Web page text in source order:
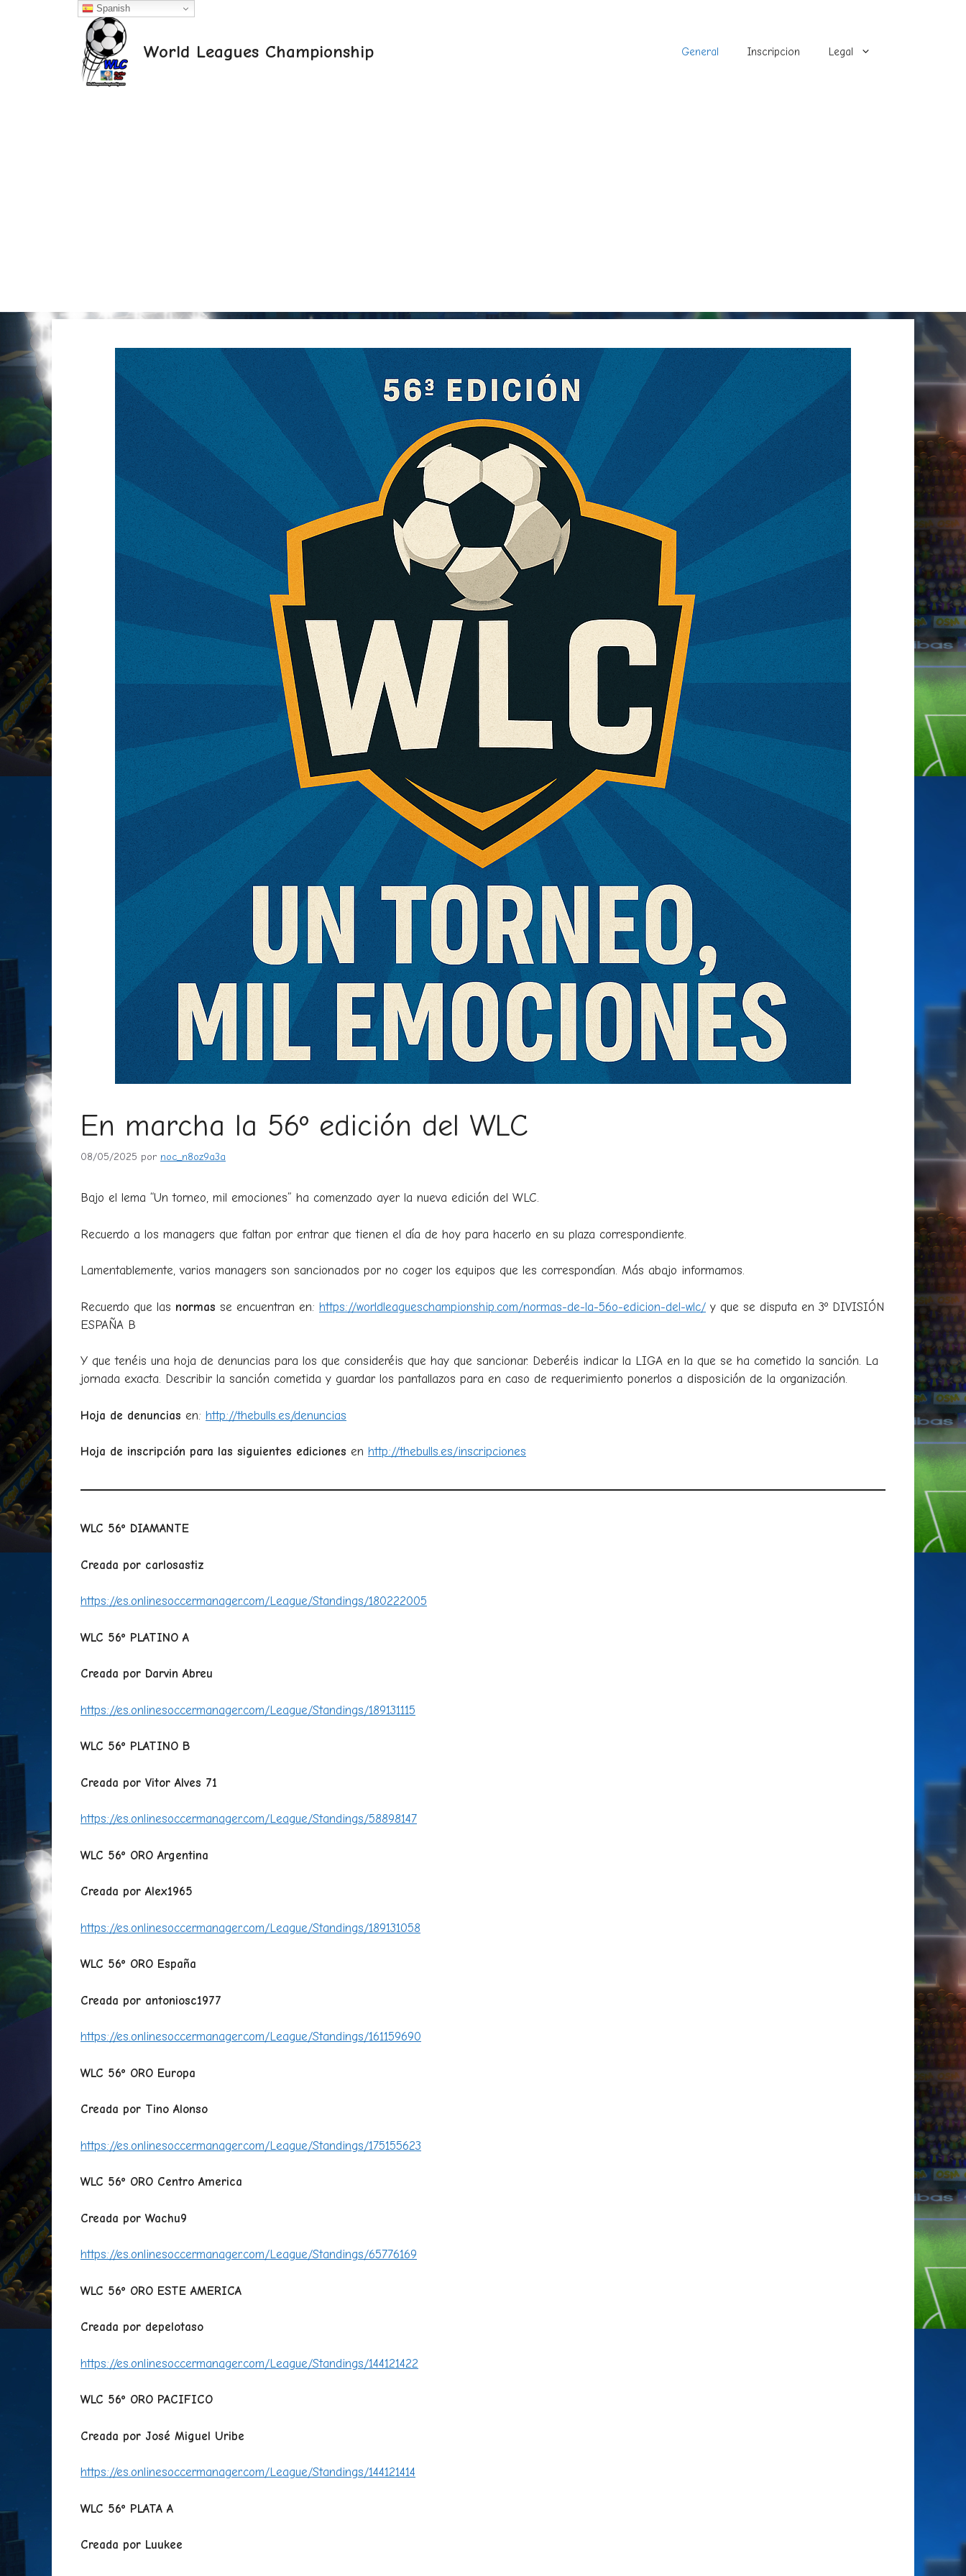
World Leagues Championship General Inscripcion Legal
En marcha la 56º edición del WLC
08/05/2025 por noc_n8oz9a3a
Bajo el lema “Un torneo, mil emociones” ha comenzado ayer la nueva edición del WLC.
Recuerdo a los managers que faltan por entrar que tienen el día de hoy para hacerlo en su plaza correspondiente.
Lamentablemente, varios managers son sancionados por no coger los equipos que les correspondían. Más abajo informamos.
Recuerdo que las normas se encuentran en: https://worldleagueschampionship.com/normas-de-la-56o-edicion-del-wlc/ y que se disputa en 3º DIVISIÓN
ESPAÑA B
Y que tenéis una hoja de denuncias para los que consideréis que hay que sancionar. Deberéis indicar la LIGA en la que se ha cometido la sanción. La
jornada exacta. Describir la sanción cometida y guardar los pantallazos para en caso de requerimiento ponerlos a disposición de la organización.
Hoja de denuncias en: http://thebulls.es/denuncias
Hoja de inscripción para las siguientes ediciones en http://thebulls.es/inscripciones
WLC 56º DIAMANTE
Creada por carlosastiz
https://es.onlinesoccermanager.com/League/Standings/180222005
WLC 56º PLATINO A
Creada por Darvin Abreu
https://es.onlinesoccermanager.com/League/Standings/189131115
WLC 56º PLATINO B
Creada por Vitor Alves 71
https://es.onlinesoccermanager.com/League/Standings/58898147
WLC 56º ORO Argentina
Creada por Alex1965
https://es.onlinesoccermanager.com/League/Standings/189131058
WLC 56º ORO España
Creada por antoniosc1977
https://es.onlinesoccermanager.com/League/Standings/161159690
WLC 56º ORO Europa
Creada por Tino Alonso
https://es.onlinesoccermanager.com/League/Standings/175155623
WLC 56º ORO Centro America
Creada por Wachu9
https://es.onlinesoccermanager.com/League/Standings/65776169
WLC 56º ORO ESTE AMERICA
Creada por depelotaso
https://es.onlinesoccermanager.com/League/Standings/144121422
WLC 56º ORO PACIFICO
Creada por José Miguel Uribe
https://es.onlinesoccermanager.com/League/Standings/144121414
WLC 56º PLATA A
Creada por Luukee
Spanish